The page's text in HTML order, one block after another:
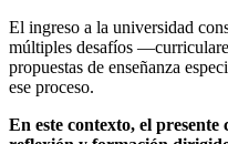
El ingreso a la universidad
múltiples desafíos
propuestas de enseñanza
ese proceso.
En este contexto, el